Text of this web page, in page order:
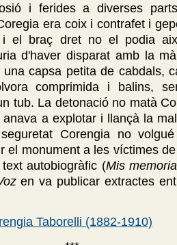
i ferides a diverses
era coix i contrafet i
el braç dret no el podia
d'haver disparat amb la
capsa petita de cabdals,
comprimida i balins,
tub. La detonació no matà
a explotar i llançà la
Corengia no
el monument a les víctimes
autobiogràfic (Mis
en va publicar extractes
Taborelli (1882-1910)